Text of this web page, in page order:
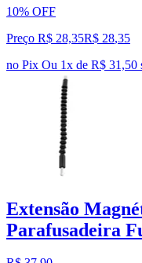
10% OFF
Preço R$ 28,35R$ 28,35
no Pix Ou 1x de R$ 31,50
Extensão
Parafusadeira